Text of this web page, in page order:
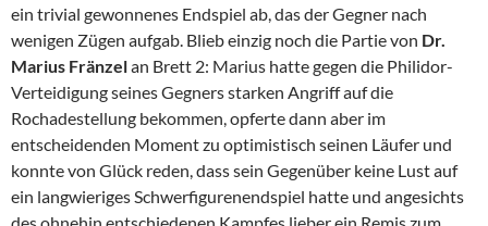
ein trivial gewonnenes Endspiel ab, das der Gegner nach
wenigen Zügen aufgab. Blieb einzig noch die Partie von Dr.
Marius Fränzelan Brett 2: Marius hatte gegen die Philidor-
Verteidigung seines Gegners starken Angriff auf die
Rochadestellung bekommen, opferte dann aber im
entscheidenden Moment zu optimistisch seinen Läufer und
konnte von Glück reden, dass sein Gegenüber keine Lust auf
ein langwieriges Schwerfigurenendspiel hatte und angesichts